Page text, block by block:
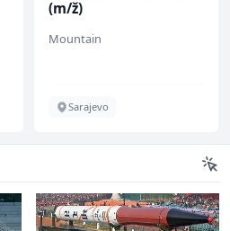
(m/ž)
Mountain
Sarajevo